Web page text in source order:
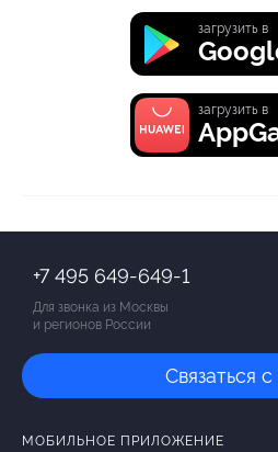
загрузить в
загрузить в
+7 495 649-649-1
Для звонка из Москвы
и регионов России
Связаться
МОБИЛЬНОЕ ПРИЛОЖЕНИЕ